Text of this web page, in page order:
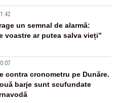
un semnal de alarmă:
voastre ar putea salva vieți”
contra cronometru pe Dunăre.
barje sunt scufundate